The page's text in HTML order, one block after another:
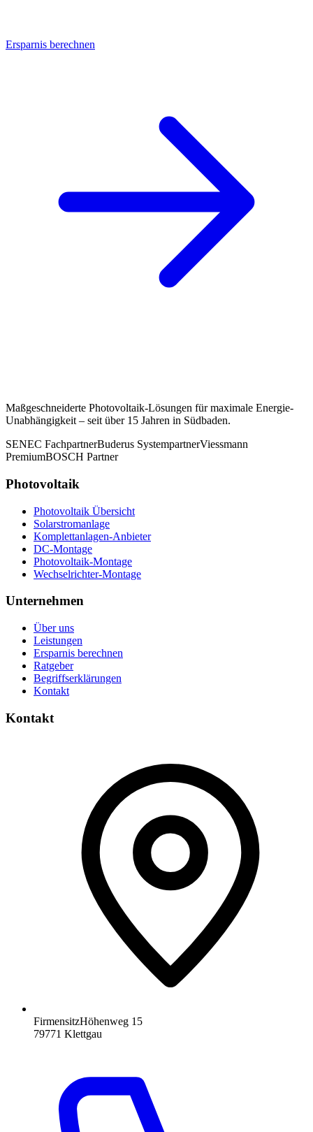
Ersparnis berechnen
Maßgeschneiderte Photovoltaik-Lösungen für maximale Energie-
Unabhängigkeit – seit über 15 Jahren in Südbaden.
SENEC FachpartnerBuderus SystempartnerViessmann
PremiumBOSCH Partner
Photovoltaik
Photovoltaik Übersicht
Solarstromanlage
Komplettanlagen-Anbieter
DC-Montage
Photovoltaik-Montage
Wechselrichter-Montage
Unternehmen
Über uns
Leistungen
Ersparnis berechnen
Ratgeber
Begriffserklärungen
Kontakt
Kontakt
FirmensitzHöhenweg 15
79771 Klettgau